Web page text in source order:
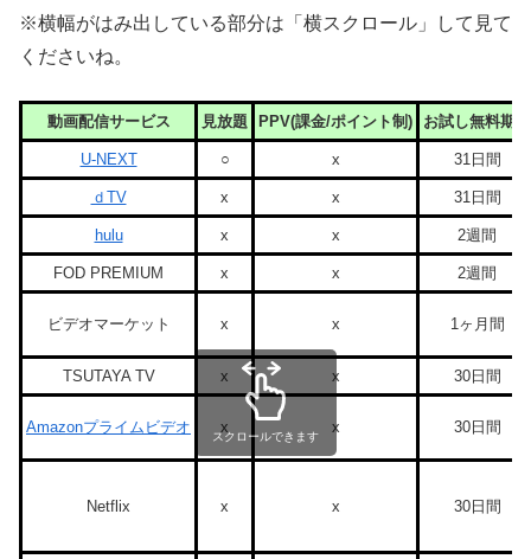
※横幅がはみ出している部分は「横スクロール」して見て
くださいね。
動画配信サービス 見放題 PPV(課金/ポイント制) お試し無料期間
U-NEXT ○ x 31日間
ｄTV x x 31日間
hulu x x 2週間
FOD PREMIUM x x 2週間
ビデオマーケット x x 1ヶ月間
TSUTAYA TV x x 30日間
Amazonプライムビデオ x x 30日間
Netflix x x 30日間
スクロールできます